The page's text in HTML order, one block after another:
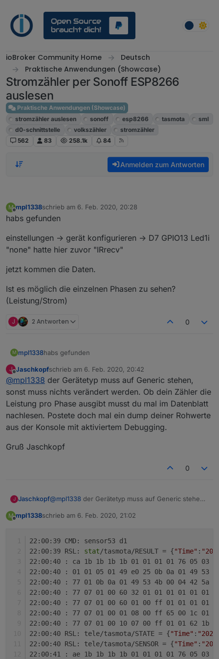
ioBroker Community Home
Deutsch
Praktische Anwendungen (Showcase)
Stromzähler per Sonoff ESP8266
auslesen
Praktische Anwendungen (Showcase)
stromzähler auslesen
sonoff esp8266 tasmota
sml
d0-schnittstelle
volkszähler
stromzähler
562
83 258.1k 84
Anmelden zum Antworten
M
Offline
mpl1338schrieb am 6. Feb. 2020, 20:28
zuletzt editiert von
habs gefunden
einstellungen -> gerät konfigurieren -> D7 GPIO13 Led1i
"none" hatte hier zuvor "IRrecv"
jetzt kommen die Daten.
Ist es möglich die einzelnen Phasen zu sehen?
(Leistung/Strom)
J 2 Antworten 0
M mpl1338habs gefunden
einstellungen -> gerät konfigurieren -> D7 GPIO13
Led1i "none" hatte hier zuvor "IRrecv"
jetzt kommen die Daten.
Ist es möglich die einzelnen Phasen zu sehen?
(Leistung/Strom)
J
Offline
Jaschkopfschrieb am 6. Feb. 2020, 20:42
zuletzt editiert von
@mpl1338 der Gerätetyp muss auf Generic stehen,
sonst muss nichts verändert werden. Ob dein Zähler die
Leistung pro Phase ausgibt musst du mal im Datenblatt
nachlesen. Postete doch mal ein dump deiner Rohwerte
aus der Konsole mit aktiviertem Debugging.
Gruß Jaschkopf
0
J Jaschkopf@mpl1338 der Gerätetyp muss auf Generic stehen,
Zähler die Leistung pro Phase ausgibt musst du mal
Debugging.
Gruß Jaschkopf
M
Offline
mpl1338schrieb am 6. Feb. 2020, 21:02
zuletzt editiert von
22:00:39 CMD: sensor53 d1
22:00:39 RSL: stat/tasmota/RESULT = {"Time" :
22:00:40 : ca 1b 1b 1b 1b 01 01 01 01 76 05 03
22:00:40 : 01 01 05 01 49 e0 25 0b 0a 01 49 53
22:00:40 : 77 01 0b 0a 01 49 53 4b 00 04 42
22:00:40 : 77 07 01 00 60 32 01 01 01 01 01 01
22:00:40 : 77 07 01 00 60 01 00 ff 01 01 01 01
22:00:40 : 77 07 01 00 01 08 00 ff 65 00 1c 01
22:00:40 : 77 07 01 00 10 07 00 ff 01 01 62 1b
22:00:40 RSL: tele/tasmota/STATE = {"Time" :
22:00:40 RSL: tele/tasmota/SENSOR = {"Time" :
22:00:41 : ae 1b 1b 1b 1b 01 01 01 01 76 05 03